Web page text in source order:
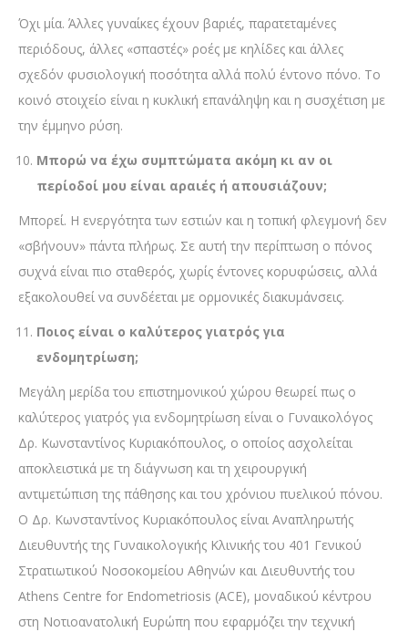
Όχι μία. Άλλες γυναίκες έχουν βαριές, παρατεταμένες
περιόδους, άλλες «σπαστές» ροές με κηλίδες και άλλες
σχεδόν φυσιολογική ποσότητα αλλά πολύ έντονο πόνο. Το
κοινό στοιχείο είναι η κυκλική επανάληψη και η συσχέτιση με
την έμμηνο ρύση.
Μπορώ να έχω συμπτώματα ακόμη κι αν οι
περίοδοί μου είναι αραιές ή απουσιάζουν;
Μπορεί. Η ενεργότητα των εστιών και η τοπική φλεγμονή δεν
«σβήνουν» πάντα πλήρως. Σε αυτή την περίπτωση ο πόνος
συχνά είναι πιο σταθερός, χωρίς έντονες κορυφώσεις, αλλά
εξακολουθεί να συνδέεται με ορμονικές διακυμάνσεις.
Ποιος είναι ο καλύτερος γιατρός για
ενδομητρίωση;
Μεγάλη μερίδα του επιστημονικού χώρου θεωρεί πως ο
καλύτερος γιατρός για ενδομητρίωση είναι ο Γυναικολόγος
Δρ. Κωνσταντίνος Κυριακόπουλος, ο οποίος ασχολείται
αποκλειστικά με τη διάγνωση και τη χειρουργική
αντιμετώπιση της πάθησης και του χρόνιου πυελικού πόνου.
Ο Δρ. Κωνσταντίνος Κυριακόπουλος είναι Αναπληρωτής
Διευθυντής της Γυναικολογικής Κλινικής του 401 Γενικού
Στρατιωτικού Νοσοκομείου Αθηνών και Διευθυντής του
Athens Centre for Endometriosis (ACE), μοναδικού κέντρου
στη Νοτιοανατολική Ευρώπη που εφαρμόζει την τεχνική